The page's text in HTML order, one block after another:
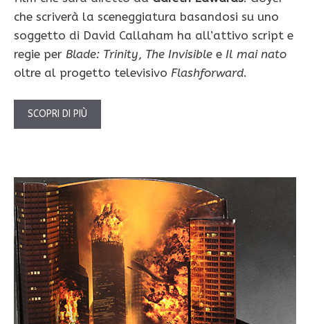
che scriverà la sceneggiatura basandosi su uno
soggetto di David Callaham ha all’attivo script e
regie per Blade: Trinity, The Invisible e Il mai nato
oltre al progetto televisivo Flashforward.
SCOPRI DI PIÙ